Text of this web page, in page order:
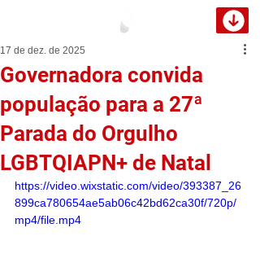
Governadora convida
população para a 27ª
Parada do Orgulho
LGBTQIAPN+ de Natal
17 de dez. de 2025
https://video.wixstatic.com/video/393387_26
899ca780654ae5ab06c42bd62ca30f/720p/
mp4/file.mp4